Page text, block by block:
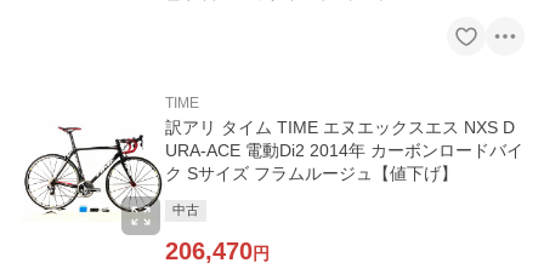
TIME
訳アリ タイム TIME エヌエックスエス NXS D
URA-ACE 電動Di2 2014年 カーボンロードバイ
ク Sサイズ フラムルージュ【値下げ】
中古
206,470円